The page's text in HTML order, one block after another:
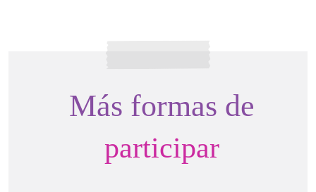
Más formas de
participar